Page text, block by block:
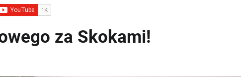
za Skokami!